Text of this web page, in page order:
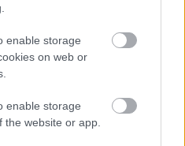
enable storage
on web or
enable storage
the website or app.